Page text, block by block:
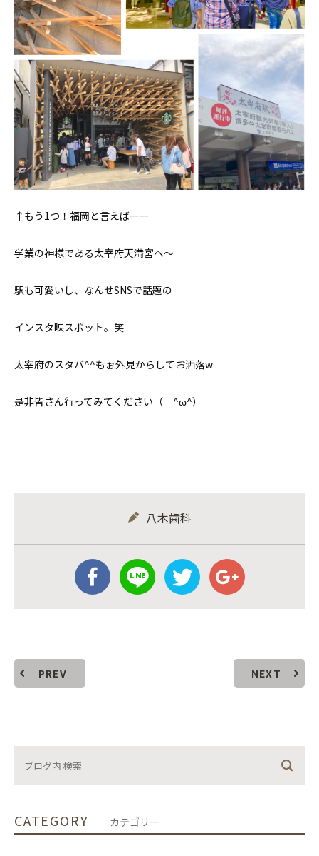
↑もう1つ！福岡と言えばーー
学業の神様である太宰府天満宮へ〜
駅も可愛いし、なんせSNSで話題の
インスタ映スポット。笑
太宰府のスタバ^^もぉ外見からしてお洒落w
是非皆さん行ってみてください（ ^ω^）
八木歯科
PREV NEXT
CATEGORY カテゴリー